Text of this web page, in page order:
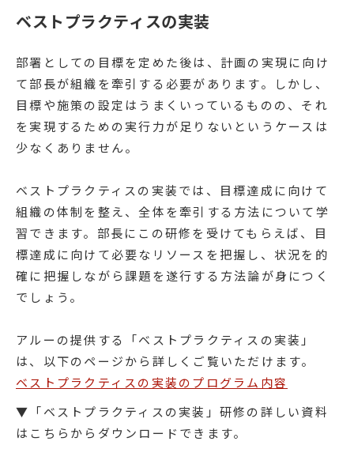
ベストプラクティスの実装
部署としての目標を定めた後は、計画の実現に向け
て部長が組織を牽引する必要があります。しかし、
目標や施策の設定はうまくいっているものの、それ
を実現するための実行力が足りないというケースは
少なくありません。
ベストプラクティスの実装では、目標達成に向けて
組織の体制を整え、全体を牽引する方法について学
習できます。部長にこの研修を受けてもらえば、目
標達成に向けて必要なリソースを把握し、状況を的
確に把握しながら課題を遂行する方法論が身につく
でしょう。
アルーの提供する「ベストプラクティスの実装」
は、以下のページから詳しくご覧いただけます。
ベストプラクティスの実装のプログラム内容
▼「ベストプラクティスの実装」研修の詳しい資料
はこちらからダウンロードできます。